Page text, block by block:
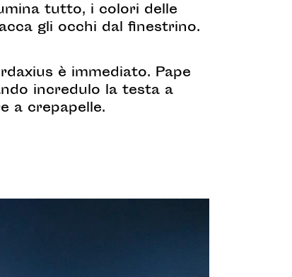
tutto, i colori delle
gli occhi dal finestrino.
è immediato. Pape
incredulo la testa a
a crepapelle.